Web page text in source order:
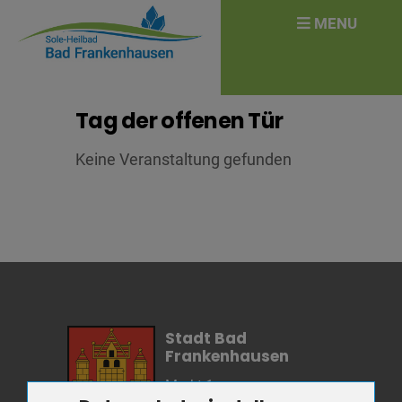
Tag der offenen Tür
Keine Veranstaltung gefunden
Stadt Bad
Frankenhausen
Markt 1
for: